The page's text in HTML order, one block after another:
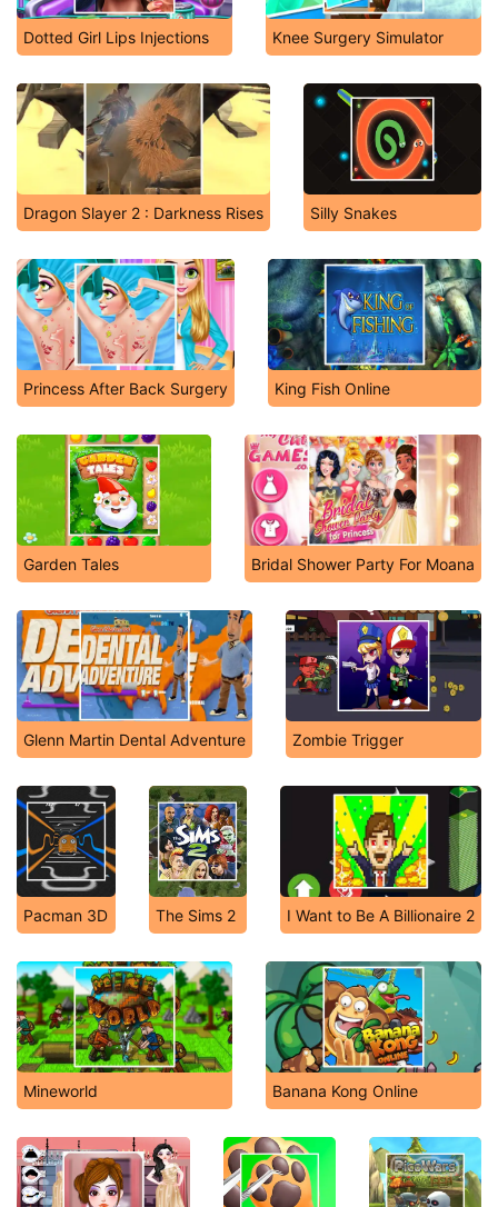
Dotted Girl Lips Injections Knee Surgery Simulator
Dragon Slayer 2 : Darkness Rises Silly Snakes
Princess After Back Surgery King Fish Online
Garden Tales Bridal Shower Party For Moana
Glenn Martin Dental Adventure Zombie Trigger
Pacman 3D The Sims 2 I Want to Be A Billionaire 2
Mineworld Banana Kong Online